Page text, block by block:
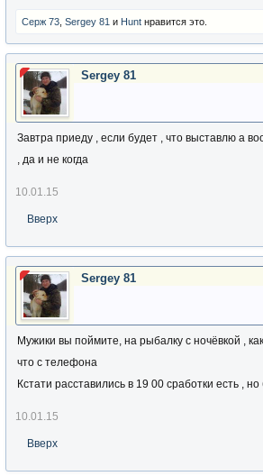
Серж 73 Sergey 81 и Hunt нравится это.
Sergey 81
Завтра приеду , если будет , что выставлю а
, да и не когда
10.01.15
Вверх
Sergey 81
Мужики вы поймите, на рыбалку с ночёвкой ,
что с телефона
Кстати расставились в 19 00 сработки есть , но
10.01.15
Вверх